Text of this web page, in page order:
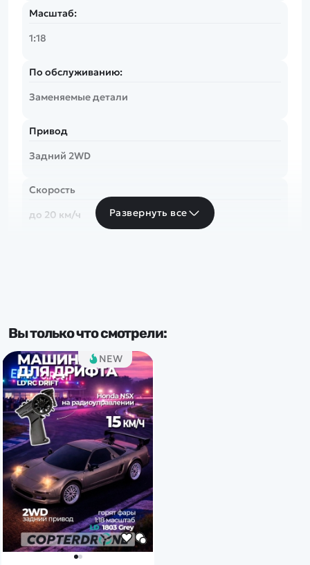
Масштаб:
1:18
По обслуживанию:
Заменяемые детали
Привод
Задний 2WD
Скорость
до 20 км/ч
RTR
Доп.характеристики:
Свет. фары
Развернуть все
Вы только что смотрели:
NEW